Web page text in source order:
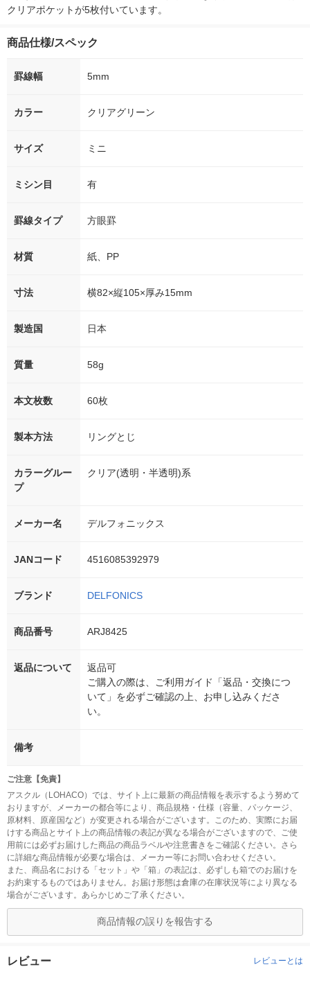
クリアポケットが5枚付いています。
商品仕様/スペック
罫線幅 5mm
カラー クリアグリーン
サイズ ミニ
ミシン目 有
罫線タイプ 方眼罫
材質 紙、PP
寸法 横82×縦105×厚み15mm
製造国 日本
質量 58g
本文枚数 60枚
製本方法 リングとじ
カラーグルー
プ
クリア(透明・半透明)系
メーカー名 デルフォニックス
JANコード 4516085392979
ブランド DELFONICS
商品番号 ARJ8425
返品について
返品可
ご購入の際は、ご利用ガイド「返品・交換につ
いて」を必ずご確認の上、お申し込みくださ
い。
備考
ご注意【免責】
アスクル（LOHACO）では、サイト上に最新の商品情報を表示するよう努めて
おりますが、メーカーの都合等により、商品規格・仕様（容量、パッケージ、
原材料、原産国など）が変更される場合がございます。このため、実際にお届
けする商品とサイト上の商品情報の表記が異なる場合がございますので、ご使
用前には必ずお届けした商品の商品ラベルや注意書きをご確認ください。さら
に詳細な商品情報が必要な場合は、メーカー等にお問い合わせください。
また、商品名における「セット」や「箱」の表記は、必ずしも箱でのお届けを
お約束するものではありません。お届け形態は倉庫の在庫状況等により異なる
場合がございます。あらかじめご了承ください。
商品情報の誤りを報告する
レビュー レビューとは